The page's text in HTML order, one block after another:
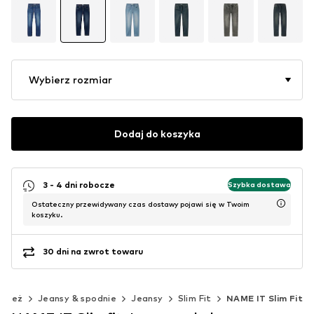
Wybierz rozmiar
Dodaj do koszyka
3 - 4 dni robocze Szybka dostawa
Ostateczny przewidywany czas dostawy pojawi się w Twoim
koszyku.
30 dni na zwrot towaru
Jeansy & spodnie Jeansy Slim Fit NAME IT Slim Fit